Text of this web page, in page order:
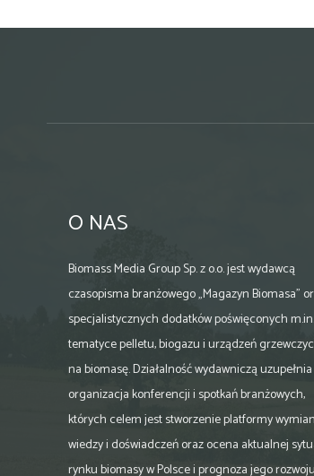
O NAS
Biomass Media Group Sp. z o.o. jest wydawcą
czasopisma branżowego „Magazyn Biomasa”
specjalistycznych dodatków poświęconych m.in.
tematyce pelletu, biogazu i urządzeń
na biomasę. Działalność wydawniczą uzupełnia
organizacja konferencji i spotkań branżowych,
których celem jest stworzenie platformy
wiedzy i doświadczeń oraz ocena aktualnej
rynku biomasy w Polsce i prognoza jego